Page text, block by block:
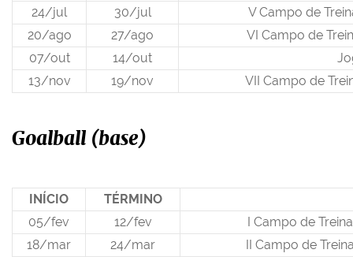
24/jul
30/jul
V Campo de
20/ago
27/ago
VI Campo de
07/out
14/out
13/nov
19/nov VII Campo de
Goalball (base)
INÍCIO
TÉRMINO
05/fev
12/fev
I Campo de
18/mar
24/mar
II Campo de